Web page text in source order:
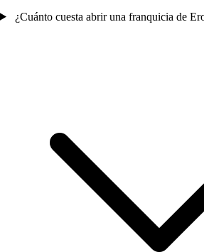
¿Cuánto cuesta abrir una franquicia de